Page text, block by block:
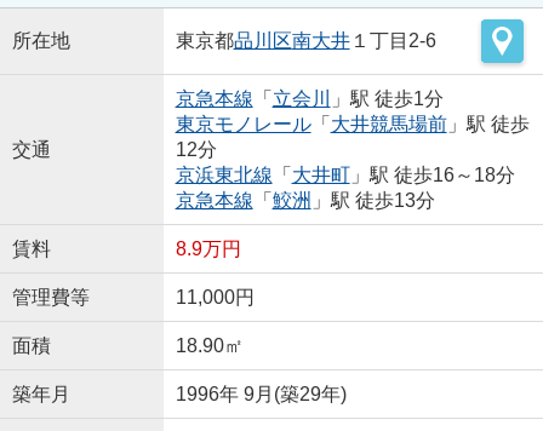
所在地 東京都品川区南大井１丁目2-6
交通
京急本線 「 立会川
」駅 徒歩1分
東京モノレール「 大井競馬場前」駅 徒歩
12分
京浜東北線 「 大井町」駅 徒歩16～18分
京急本線 「 鮫洲 」駅 徒歩13分
賃料 8.9万円
管理費等 11,000円
面積 18.90㎡
築年月 1996年 9月(築29年)